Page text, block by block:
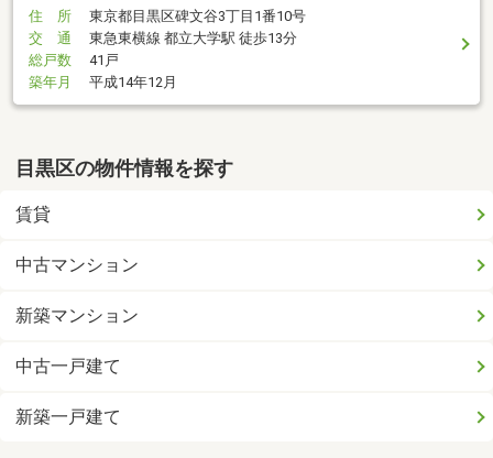
住 所
東京都目黒区碑文谷3丁目1番10号
交 通
東急東横線 都立大学駅 徒歩13分
総戸数
41戸
築年月
平成14年12月
目黒区の物件情報を探す
賃貸
中古マンション
新築マンション
中古一戸建て
新築一戸建て